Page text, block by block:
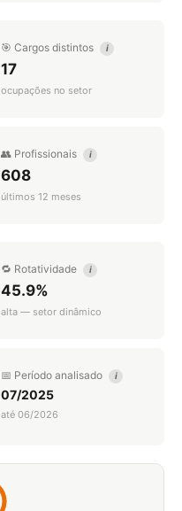
🎯 Cargos distintos i
17
ocupações no setor
👥 Profissionais i
608
últimos 12 meses
🔁 Rotatividade i
45.9%
alta — setor dinâmico
📅 Período analisado i
07/2025
até 06/2026